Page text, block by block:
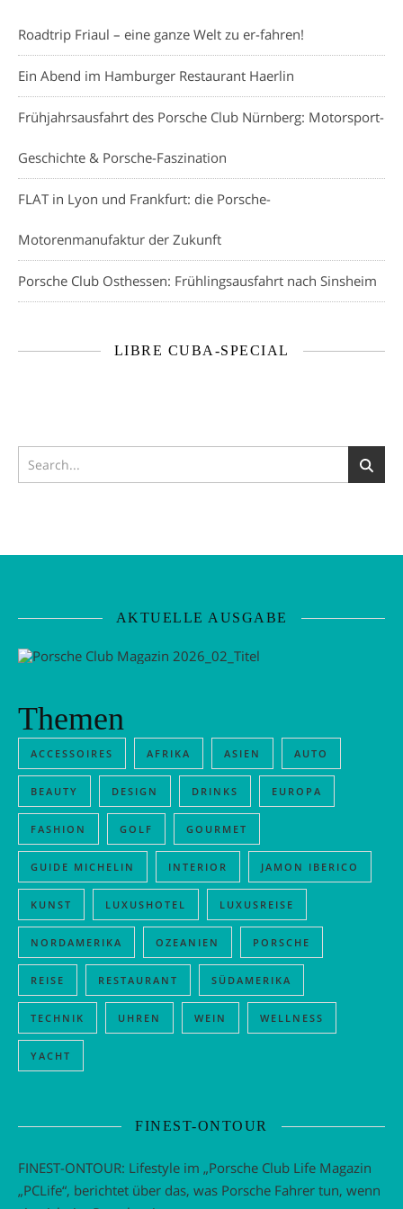
Roadtrip Friaul – eine ganze Welt zu er-fahren!
Ein Abend im Hamburger Restaurant Haerlin
Frühjahrsausfahrt des Porsche Club Nürnberg: Motorsport-
Geschichte & Porsche-Faszination
FLAT in Lyon und Frankfurt: die Porsche-
Motorenmanufaktur der Zukunft
Porsche Club Osthessen: Frühlingsausfahrt nach Sinsheim
LIBRE CUBA-SPECIAL
AKTUELLE AUSGABE
Themen
ACCESSOIRES AFRIKA ASIEN AUTO
BEAUTY DESIGN DRINKS EUROPA
FASHION GOLF GOURMET
GUIDE MICHELIN INTERIOR JAMON IBERICO
KUNST LUXUSHOTEL LUXUSREISE
NORDAMERIKA OZEANIEN PORSCHE
REISE RESTAURANT SÜDAMERIKA
TECHNIK UHREN WEIN WELLNESS
YACHT
FINEST-ONTOUR
FINEST-ONTOUR: Lifestyle im „Porsche Club Life Magazin
„PCLife“, berichtet über das, was Porsche Fahrer tun, wenn